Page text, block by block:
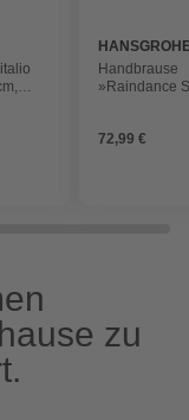
Handbrause
»Raindance
72,99 €
zu